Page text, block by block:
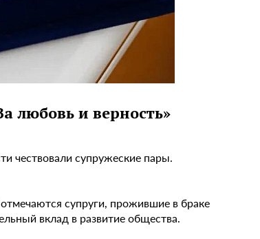
любовь и верность»
чествовали супружеские пары.
супруги, прожившие в браке
вклад в развитие общества.